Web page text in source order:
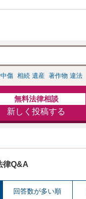
傷 相続 遺産 著作物 違法
無料法律相談
新しく投稿する
律Q&A
回答数が多い順